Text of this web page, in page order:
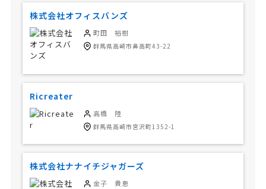
株式会社オフィスバンズ
町田 裕樹
群馬県高崎市鼻高町43-22
Ricreater
高橋 陸
群馬県高崎市宮沢町1352-1
株式会社ナナイチジャガーズ
金子 貴恵